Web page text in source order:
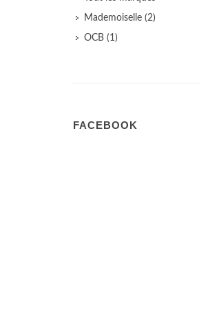
Mademoiselle (2)
OCB (1)
FACEBOOK